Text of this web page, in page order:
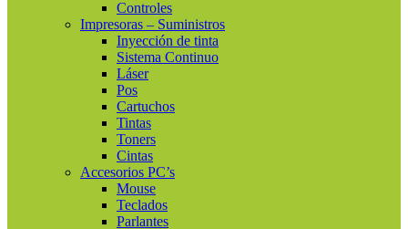
Controles
Impresoras – Suministros
Inyección de tinta
Sistema Continuo
Láser
Pos
Cartuchos
Tintas
Toners
Cintas
Accesorios PC’s
Mouse
Teclados
Parlantes